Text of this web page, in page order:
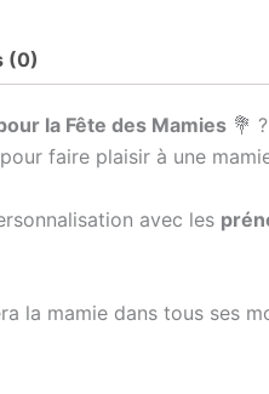
(0)
la Fête des Mamies 💐 ?
faire plaisir à une
avec les
la mamie dans tous ses